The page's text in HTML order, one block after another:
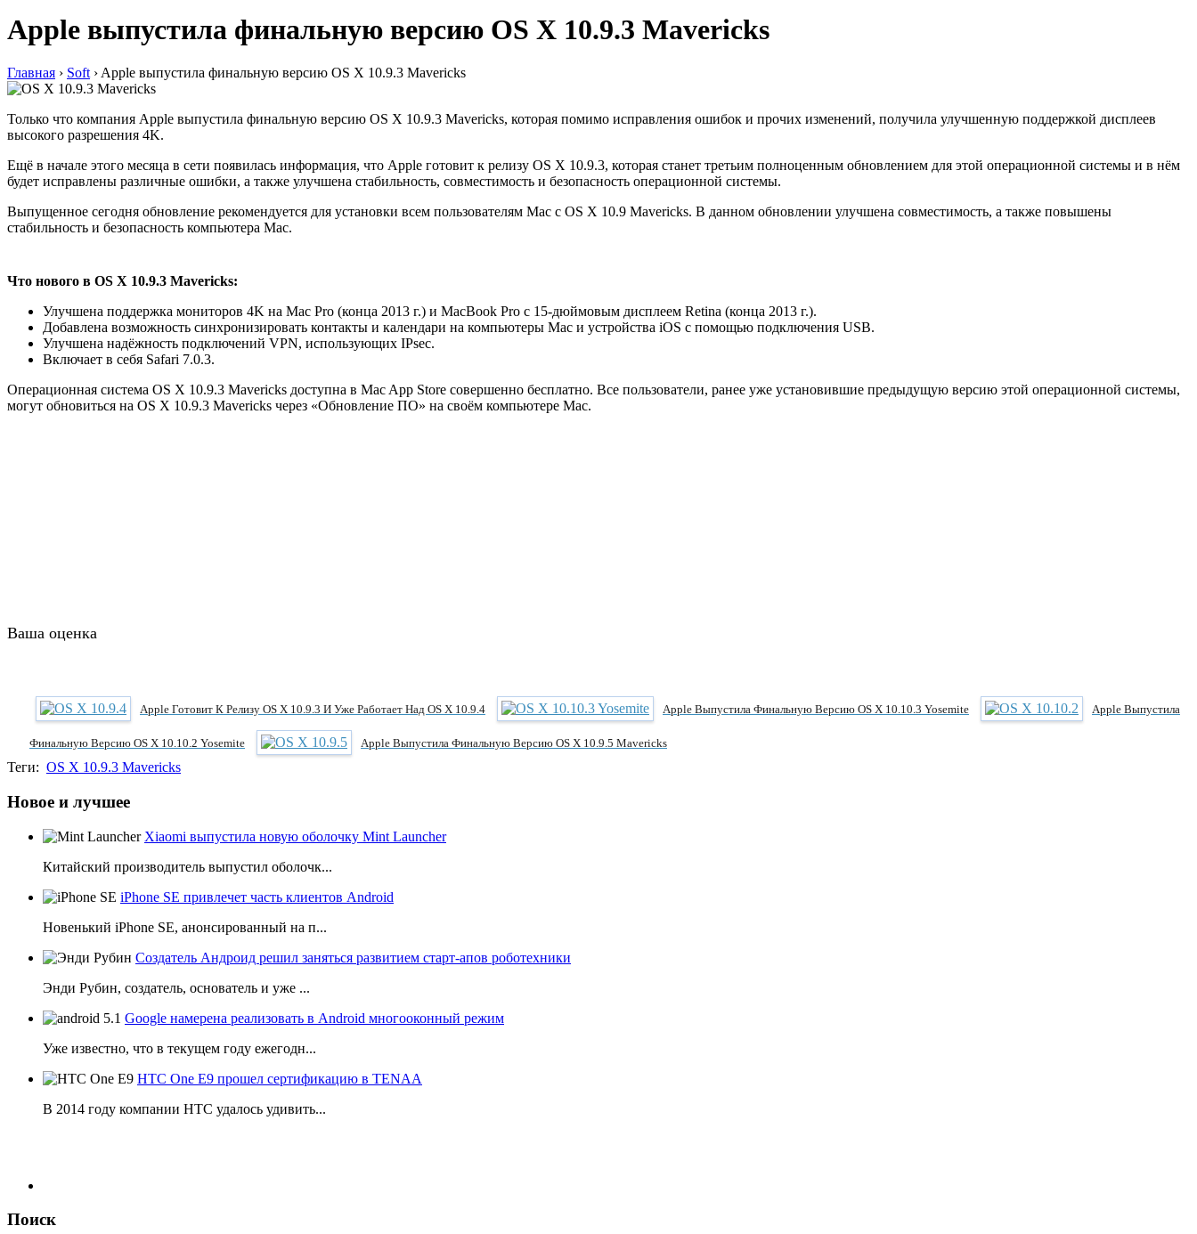
Apple выпустила финальную версию OS X 10.9.3 Mavericks
Главная › Soft › Apple выпустила финальную версию OS X 10.9.3 Mavericks
Только что компания Apple выпустила финальную версию OS X 10.9.3 Mavericks, которая помимо исправления ошибок и прочих изменений, получила улучшенную поддержкой дисплеев
высокого разрешения 4K.
Ещё в начале этого месяца в сети появилась информация, что Apple готовит к релизу OS X 10.9.3, которая станет третьим полноценным обновлением для этой операционной системы и в нём
будет исправлены различные ошибки, а также улучшена стабильность, совместимость и безопасность операционной системы.
Выпущенное сегодня обновление рекомендуется для установки всем пользователям Mac с OS X 10.9 Mavericks. В данном обновлении улучшена совместимость, а также повышены
стабильность и безопасность компьютера Mac.
Что нового в OS X 10.9.3 Mavericks:
Улучшена поддержка мониторов 4K на Mac Pro (конца 2013 г.) и MacBook Pro с 15-дюймовым дисплеем Retina (конца 2013 г.).
Добавлена возможность синхронизировать контакты и календари на компьютеры Mac и устройства iOS с помощью подключения USB.
Улучшена надёжность подключений VPN, использующих IPsec.
Включает в себя Safari 7.0.3.
Операционная система OS X 10.9.3 Mavericks доступна в Mac App Store совершенно бесплатно. Все пользователи, ранее уже установившие предыдущую версию этой операционной системы,
могут обновиться на OS X 10.9.3 Mavericks через «Обновление ПО» на своём компьютере Mac.
Ваша оценка
Apple Готовит К Релизу OS X 10.9.3 И Уже Работает Над OS X 10.9.4 Apple Выпустила Финальную Версию OS X 10.10.3 Yosemite Apple Выпустила
Финальную Версию OS X 10.10.2 Yosemite Apple Выпустила Финальную Версию OS X 10.9.5 Mavericks
Теги: OS X 10.9.3 Mavericks
Новое и лучшее
Xiaomi выпустила новую оболочку Mint Launcher
Китайский производитель выпустил оболочк...
iPhone SE привлечет часть клиентов Android
Новенький iPhone SE, анонсированный на п...
Создатель Андроид решил заняться развитием старт-апов роботехники
Энди Рубин, создатель, основатель и уже ...
Google намерена реализовать в Android многооконный режим
Уже известно, что в текущем году ежегодн...
HTC One E9 прошел сертификацию в TENAA
В 2014 году компании НТС удалось удивить...
Поиск